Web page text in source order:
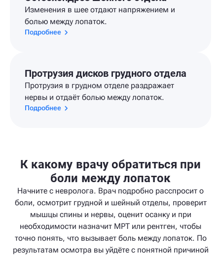
Изменения в шее отдают напряжением и
болью между лопаток.
Подробнее
Протрузия дисков грудного отдела
Протрузия в грудном отделе раздражает
нервы и отдаёт болью между лопаток.
Подробнее
К какому врачу обратиться при
боли между лопаток
Начните с невролога. Врач подробно расспросит о
боли, осмотрит грудной и шейный отделы, проверит
мышцы спины и нервы, оценит осанку и при
необходимости назначит МРТ или рентген, чтобы
точно понять, что вызывает боль между лопаток. По
результатам осмотра вы уйдёте с понятной причиной